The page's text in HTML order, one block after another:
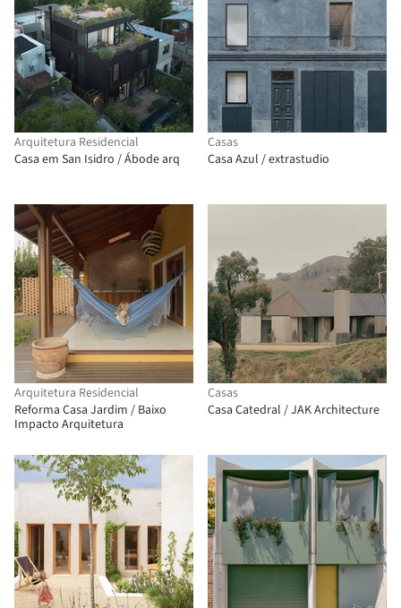
Arquitetura Residencial
Casa em San Isidro / Ábode arq
Casas
Casa Azul / extrastudio
Arquitetura Residencial
Reforma Casa Jardim / Baixo
Impacto Arquitetura
Casas
Casa Catedral / JAK Architecture